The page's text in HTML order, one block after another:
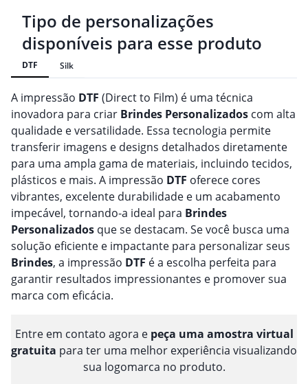
Tipo de personalizações
disponíveis para esse produto
DTF Silk
A impressão DTF (Direct to Film) é uma técnica
inovadora para criar Brindes Personalizados com alta
qualidade e versatilidade. Essa tecnologia permite
transferir imagens e designs detalhados diretamente
para uma ampla gama de materiais, incluindo tecidos,
plásticos e mais. A impressão DTF oferece cores
vibrantes, excelente durabilidade e um acabamento
impecável, tornando-a ideal para Brindes
Personalizados que se destacam. Se você busca uma
solução eficiente e impactante para personalizar seus
Brindes, a impressão DTF é a escolha perfeita para
garantir resultados impressionantes e promover sua
marca com eficácia.
Entre em contato agora e peça uma amostra virtual
gratuita para ter uma melhor experiência visualizando
sua logomarca no produto.